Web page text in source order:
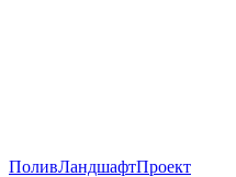
ПоливЛандшафтПроект